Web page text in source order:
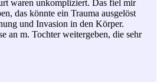
waren unkompliziert. Das fiel mir
das könnte ein Trauma ausgelöst
und Invasion in den Körper.
an m. Tochter weitergeben, die sehr